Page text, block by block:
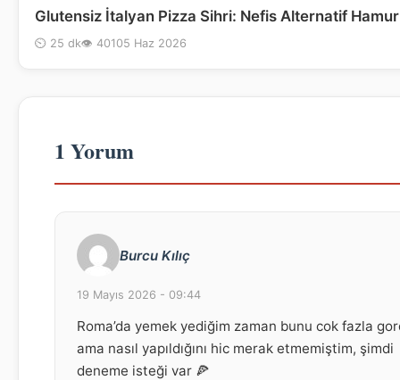
Glutensiz İtalyan Pizza Sihri: Nefis Alternatif
⏲ 25 dk👁 401 05 Haz 2026
1 Yorum
Burcu Kılıç
19 Mayıs 2026 - 09:44
Roma’da yemek yediğim zaman bunu cok fazla
ama nasıl yapıldığını hic merak etmemiştim, şimdi
deneme isteği var 🍕